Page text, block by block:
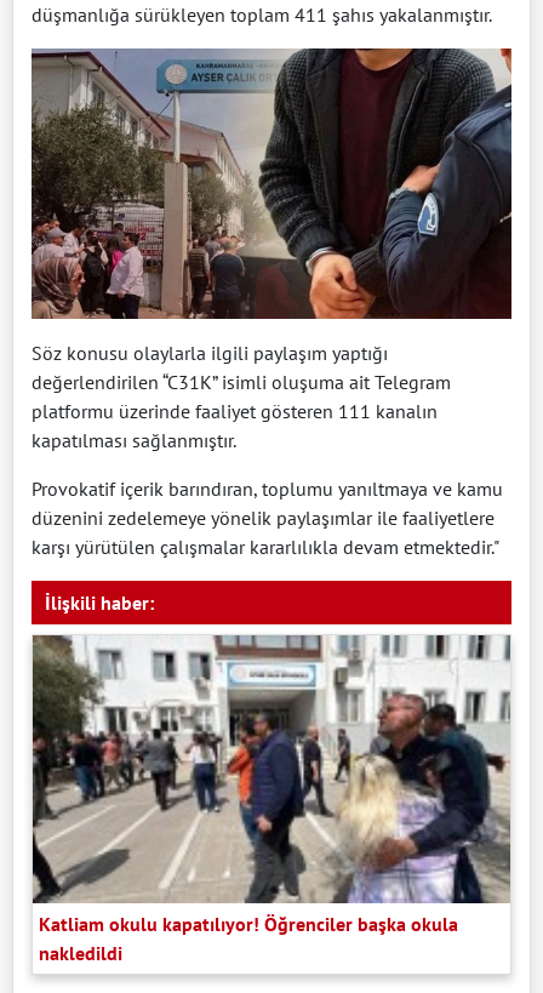
düşmanlığa sürükleyen toplam 411 şahıs yakalanmıştır.
Söz konusu olaylarla ilgili paylaşım yaptığı
değerlendirilen “C31K” isimli oluşuma ait Telegram
platformu üzerinde faaliyet gösteren 111 kanalın
kapatılması sağlanmıştır.
Provokatif içerik barındıran, toplumu yanıltmaya ve kamu
düzenini zedelemeye yönelik paylaşımlar ile faaliyetlere
karşı yürütülen çalışmalar kararlılıkla devam etmektedir."
İlişkili haber:
Katliam okulu kapatılıyor! Öğrenciler başka okula
nakledildi